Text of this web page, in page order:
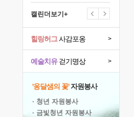
캘린더보기+
예술치유걷기명상 >
힐링허그사감포옹 >
'옹달샘의 꽃'자원봉사
· 청년 자원봉사
· 금빛청년 자원봉사